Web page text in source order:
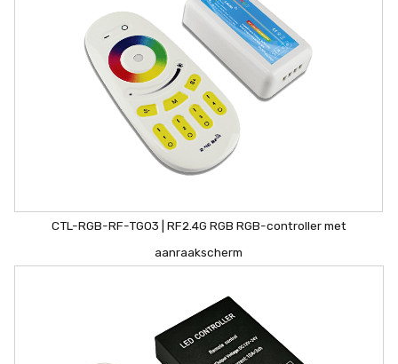
CTL-RGB-RF-TG03 | RF2.4G RGB RGB-controller met
aanraakscherm